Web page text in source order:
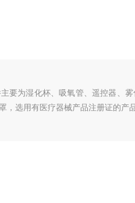
要为湿化杯、吸氧管、遥控器、
选用有医疗器械产品注册证的产品